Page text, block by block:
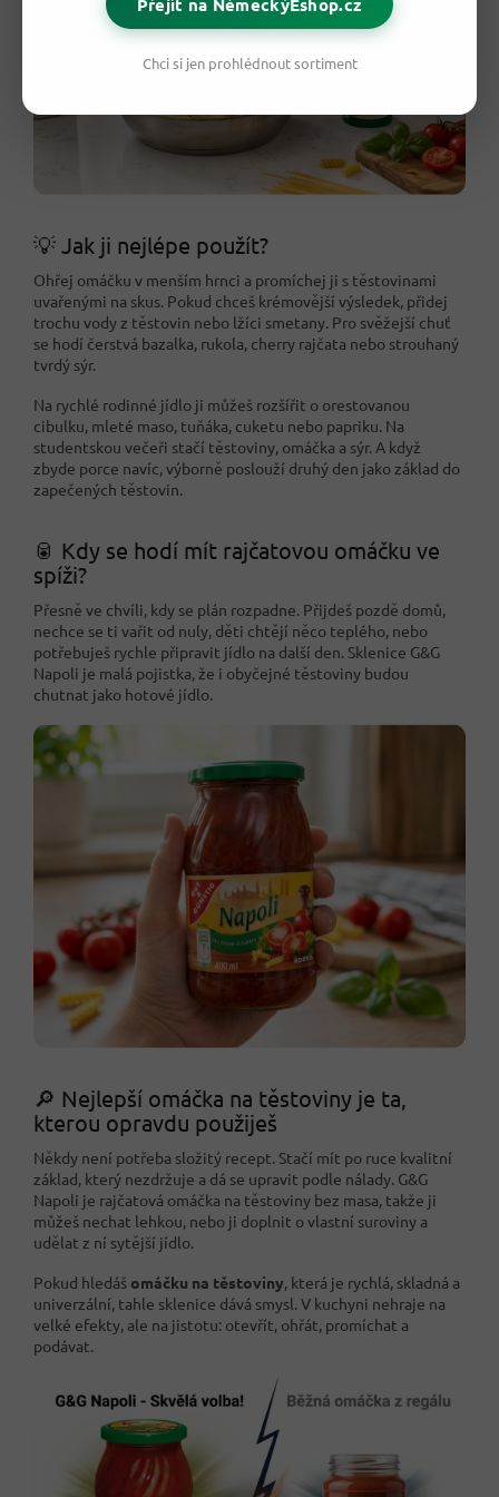
Přejít na NěmeckýEshop.cz
Chci si jen prohlédnout sortiment
💡 Jak ji nejlépe použít?
Ohřej omáčku v menším hrnci a promíchej ji s těstovinami
uvařenými na skus. Pokud chceš krémovější výsledek, přidej
trochu vody z těstovin nebo lžíci smetany. Pro svěžejší chuť
se hodí čerstvá bazalka, rukola, cherry rajčata nebo strouhaný
tvrdý sýr.
Na rychlé rodinné jídlo ji můžeš rozšířit o orestovanou
cibulku, mleté maso, tuňáka, cuketu nebo papriku. Na
studentskou večeři stačí těstoviny, omáčka a sýr. A když
zbyde porce navíc, výborně poslouží druhý den jako základ do
zapečených těstovin.
🥫 Kdy se hodí mít rajčatovou omáčku ve
spíži?
Přesně ve chvíli, kdy se plán rozpadne. Přijdeš pozdě domů,
nechce se ti vařit od nuly, děti chtějí něco teplého, nebo
potřebuješ rychle připravit jídlo na další den. Sklenice G&G
Napoli je malá pojistka, že i obyčejné těstoviny budou
chutnat jako hotové jídlo.
🔎 Nejlepší omáčka na těstoviny je ta,
kterou opravdu použiješ
Někdy není potřeba složitý recept. Stačí mít po ruce kvalitní
základ, který nezdržuje a dá se upravit podle nálady. G&G
Napoli je rajčatová omáčka na těstoviny bez masa, takže ji
můžeš nechat lehkou, nebo ji doplnit o vlastní suroviny a
udělat z ní sytější jídlo.
Pokud hledáš omáčku na těstoviny, která je rychlá, skladná a
univerzální, tahle sklenice dává smysl. V kuchyni nehraje na
velké efekty, ale na jistotu: otevřít, ohřát, promíchat a
podávat.